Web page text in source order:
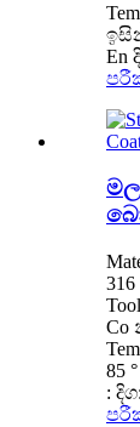
En
316
Co
85
: